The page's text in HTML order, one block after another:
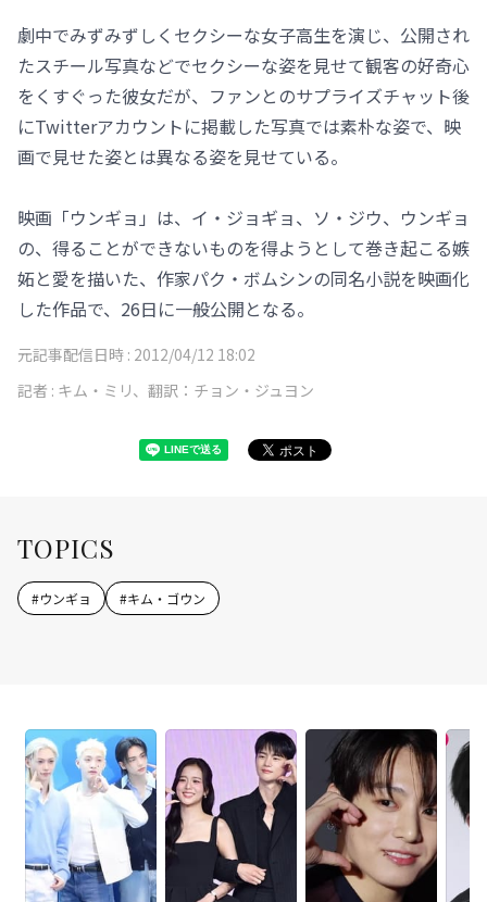
劇中でみずみずしくセクシーな女子高生を演じ、公開され
たスチール写真などでセクシーな姿を見せて観客の好奇心
をくすぐった彼女だが、ファンとのサプライズチャット後
にTwitterアカウントに掲載した写真では素朴な姿で、映
画で見せた姿とは異なる姿を見せている。
映画「ウンギョ」は、イ・ジョギョ、ソ・ジウ、ウンギョ
の、得ることができないものを得ようとして巻き起こる嫉
妬と愛を描いた、作家パク・ボムシンの同名小説を映画化
した作品で、26日に一般公開となる。
元記事配信日時 : 2012/04/12 18:02
記者 : キム・ミリ、翻訳：チョン・ジュヨン
TOPICS
#ウンギョ #キム・ゴウン